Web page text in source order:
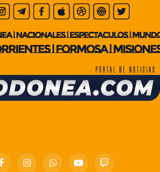
FacebookInstagramWhatsAppYouTubeTwitch